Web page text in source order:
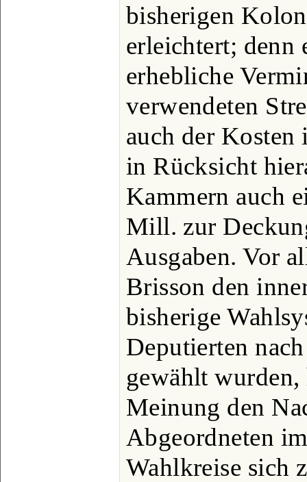
bisherigen
erleichtert; denn
erhebliche
verwendeten
auch der
in Rücksicht
Kammern auch
Mill. zur
Ausgaben. Vor
Brisson den
bisherige
Deputierten
gewählt wurden,
Meinung den
Abgeordneten
Wahlkreise sich